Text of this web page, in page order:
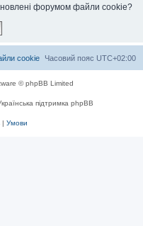
форумом файли cookie?
Часовий пояс UTC+02:00
cookie
© phpBB Limited
підтримка phpBB
| Умови